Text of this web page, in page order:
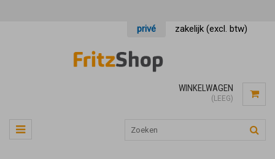
privé zakelijk (excl. btw)
WINKELWAGEN
(LEEG)